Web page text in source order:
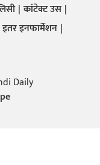
कांटेक्ट उस
इतर इनफार्मेशन
Daily